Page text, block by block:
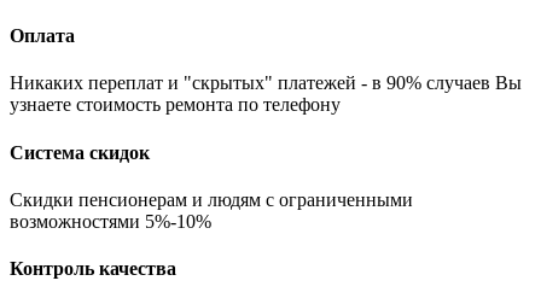
Оплата
Никаких переплат и "скрытых" платежей - в 90% случаев Вы
узнаете стоимость ремонта по телефону
Система скидок
Скидки пенсионерам и людям с ограниченными
возможностями 5%-10%
Контроль качества